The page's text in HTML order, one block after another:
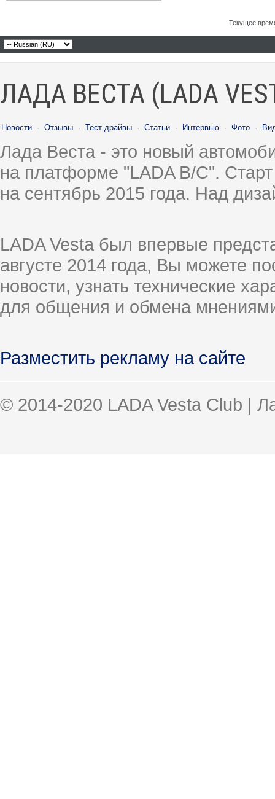
Текущее
ЛАДА ВЕСТА (LADA
Новости · Отзывы · Тест-драйвы · Статьи · Интервью · Фото ·
Лада Веста - это новый
на платформе "LADA B/C".
на сентябрь 2015 года. Над
LADA Vesta был впервые
августе 2014 года, Вы можете
новости, узнать технические
для общения и обмена
Разместить рекламу на сайте
© 2014-2020 LADA Vesta Club |